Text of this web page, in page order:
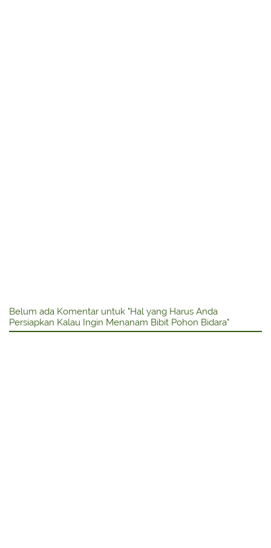
Belum ada Komentar untuk "Hal yang Harus Anda
Persiapkan Kalau Ingin Menanam Bibit Pohon Bidara"